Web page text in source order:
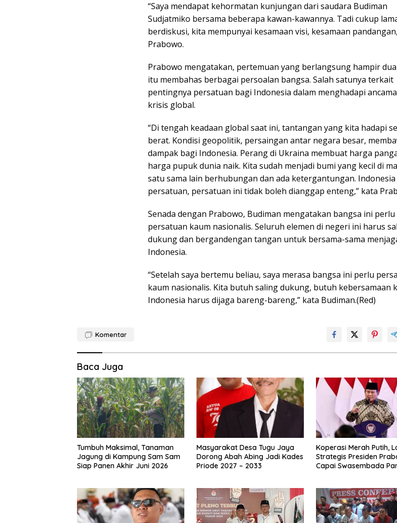
“Saya mendapat kehormatan kunjungan dari saudara Budiman
Sudjatmiko bersama beberapa kawan-kawannya. Tadi cukup
berdiskusi, kita mempunyai kesamaan visi, kesamaan
Prabowo.
Prabowo mengatakan, pertemuan yang berlangsung hampir
itu membahas berbagai persoalan bangsa. Salah satunya terkait
pentingnya persatuan bagi Indonesia dalam menghadapi
krisis global.
“Di tengah keadaan global saat ini, tantangan yang kita hadapi
berat. Kondisi geopolitik, persaingan antar negara besar,
dampak bagi Indonesia. Perang di Ukraina membuat harga
harga pupuk dunia naik. Kita sudah menjadi bumi yang kecil di
satu sama lain berhubungan dan ada ketergantungan.
persatuan, persatuan ini tidak boleh dianggap enteng,” kata
Senada dengan Prabowo, Budiman mengatakan bangsa ini perlu
persatuan kaum nasionalis. Seluruh elemen di negeri ini harus
dukung dan bergandengan tangan untuk bersama-sama
Indonesia.
“Setelah saya bertemu beliau, saya merasa bangsa ini perlu
kaum nasionalis. Kita butuh saling dukung, butuh kebersamaan
Indonesia harus dijaga bareng-bareng,” kata Budiman.(Red)
Komentar
Baca Juga
Tumbuh Maksimal, Tanaman
Jagung di Kampung Sam Sam
Siap Panen Akhir Juni 2026
Masyarakat Desa Tugu Jaya
Dorong Abah Abing Jadi Kades
Priode 2027 – 2033
Koperasi Merah Putih,
Strategis Presiden
Capai Swasembada